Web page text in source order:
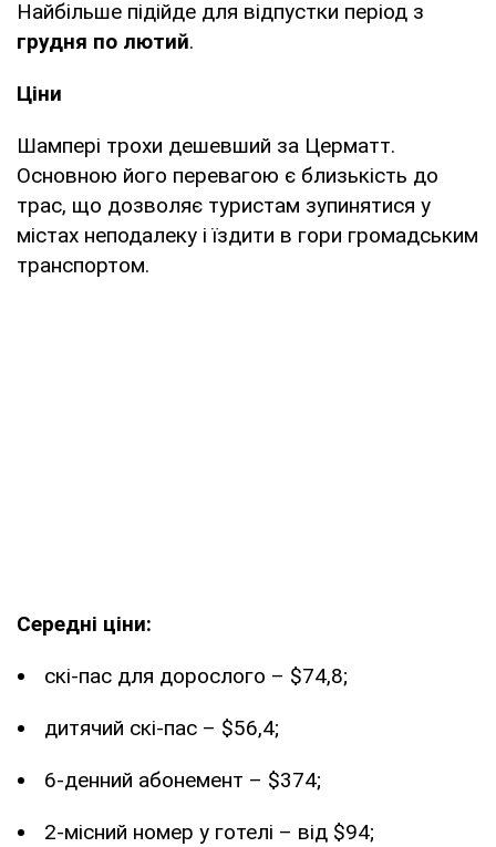
Найбільше підійде для відпустки період з
грудня по лютий.
Ціни
Шампері трохи дешевший за Церматт.
Основною його перевагою є близькість до
трас, що дозволяє туристам зупинятися у
містах неподалеку і їздити в гори громадським
транспортом.
Середні ціни:
скі-пас для дорослого – $74,8;
дитячий скі-пас – $56,4;
6-денний абонемент – $374;
2-місний номер у готелі – від $94;